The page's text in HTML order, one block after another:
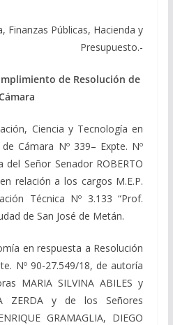
Finanzas Públicas, Hacienda y
Presupuesto.-
de Resolución de
Ciencia y Tecnología en
Cámara Nº 339– Expte. Nº
Señor Senador ROBERTO
relación a los cargos M.E.P.
Técnica Nº 3.133 “Prof.
de San José de Metán.
en respuesta a Resolución
Nº 90-27.549/18, de autoría
MARIA SILVINA ABILES y
ZERDA y de los Señores
GRAMAGLIA, DIEGO